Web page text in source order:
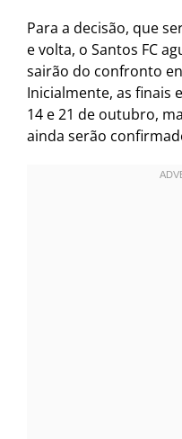
Para a decisão, que
e volta, o Santos FC
sairão do confronto
Inicialmente, as finais
14 e 21 de outubro,
ainda serão